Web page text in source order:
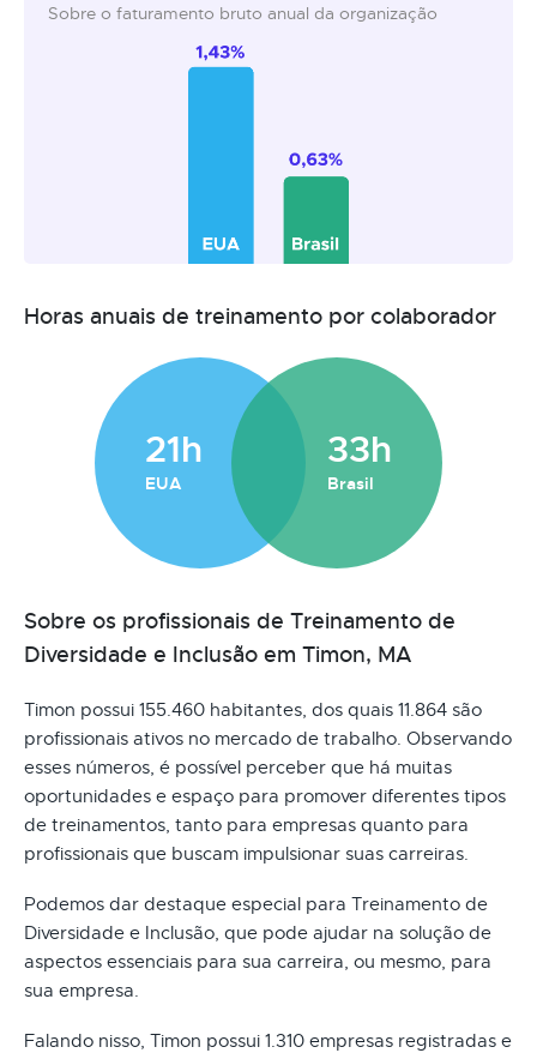
Sobre o faturamento bruto anual da organização
Horas anuais de treinamento por colaborador
21h
EUA
33h
Brasil
Sobre os profissionais de Treinamento de
Diversidade e Inclusão em Timon, MA
Timon possui 155.460 habitantes, dos quais 11.864 são
profissionais ativos no mercado de trabalho. Observando
esses números, é possível perceber que há muitas
oportunidades e espaço para promover diferentes tipos
de treinamentos, tanto para empresas quanto para
profissionais que buscam impulsionar suas carreiras.
Podemos dar destaque especial para Treinamento de
Diversidade e Inclusão, que pode ajudar na solução de
aspectos essenciais para sua carreira, ou mesmo, para
sua empresa.
Falando nisso, Timon possui 1.310 empresas registradas e